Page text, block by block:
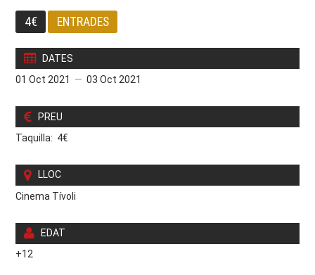
4€ ENTRADES
DATES
01 Oct 2021
— 03 Oct 2021
PREU
Taquilla: 4€
LLOC
Cinema Tívoli
EDAT
+12